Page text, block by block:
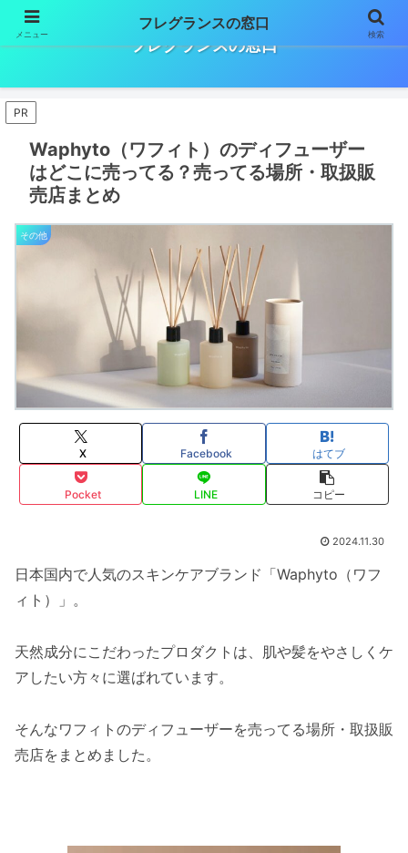
フレグランスの窓口
PR
Waphyto（ワフィト）のディフューザー
はどこに売ってる？売ってる場所・取扱販
売店まとめ
その他
X Facebook はてブ
Pocket LINE コピー
2024.11.30
日本国内で人気のスキンケアブランド「Waphyto（ワフ
ィト）」。
天然成分にこだわったプロダクトは、肌や髪をやさしくケ
アしたい方々に選ばれています。
そんなワフィトのディフューザーを売ってる場所・取扱販
売店をまとめました。
メニュー
フレグランスの窓口
検索